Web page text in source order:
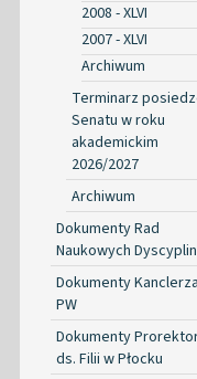
2008 - XLVI
2007 - XLVI
Archiwum
Terminarz
Senatu w roku
akademickim
2026/2027
Archiwum
Dokumenty Rad
Naukowych Dyscyplin
Dokumenty
PW
Dokumenty
ds. Filii w Płocku